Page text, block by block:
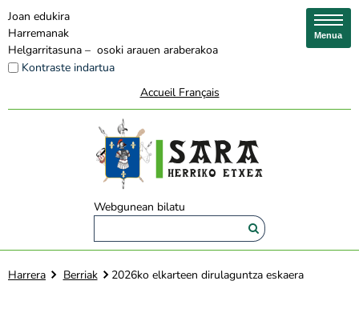
Joan edukira
Harremanak
Helgarritasuna – osoki arauen araberakoa
Kontraste indartua
Accueil Français
Webgunean bilatu
Menua
Harrera Berriak 2026ko elkarteen dirulaguntza eskaera